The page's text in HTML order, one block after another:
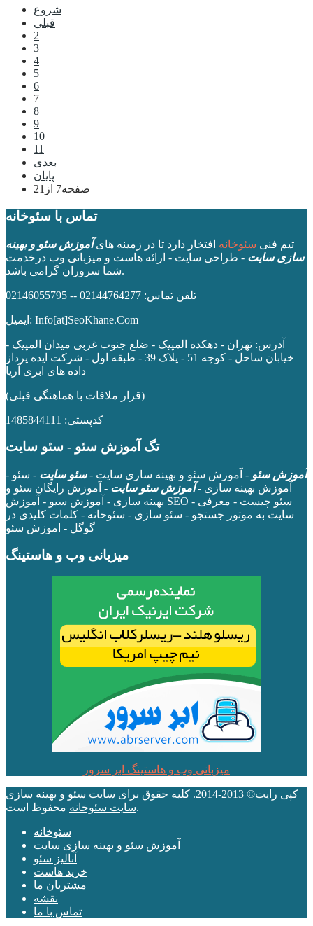
شروع
قبلی
2
3
4
5
6
7
8
9
10
11
بعدی
پایان
صفحه7 از21
تماس با سئوخانه
تیم فنی سئوخانه افتخار دارد تا در زمینه هایآموزش سئو و بهینه
سازی سایت - طراحی سایت - ارائه هاست و میزبانی وب درخدمت
شما سروران گرامی باشد.
تلفن تماس: 02144764277 -- 02146055795
ایمیل: Info[at]SeoKhane.Com
آدرس: تهران - دهکده المپیک - ضلع جنوب غربی میدان المپیک -
خیابان ساحل - کوچه 51 - پلاک 39 - طبقه اول
- شرکت ایده پرداز
داده های ابری آریا
(قرار ملاقات با هماهنگی قبلی)
کدپستی: 1485844111
تگ آموزش سئو - سئو سایت
آموزش سئو - آموزش سئو و بهینه سازی سایت -سئو سایت - سئو -
آموزش بهینه سازی -آموزش سئو سایت - آموزش رایگان سئو و
بهینه سازی - آموزش سیو - آموزش SEO - سئو چیست - معرفی
سایت به موتور جستجو - سئو سازی - سئوخانه - کلمات کلیدی در
گوگل - اموزش سئو
میزبانی وب و هاستینگ
میزبانی وب و هاستینگ ابر سرور
کپی رایت© 2013-2014. کلیه حقوق برای
سایت سئو و بهینه سازی
سایت سئوخانهمحفوظ است.
سئوخانه
آموزش سئو و بهینه سازی سایت
آنالیز سئو
خرید هاست
مشتریان ما
نقشه
تماس با ما